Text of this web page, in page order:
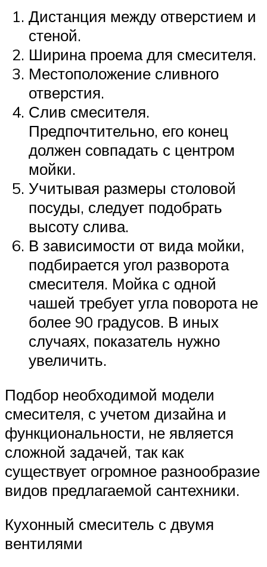
Дистанция между отверстием и
стеной.
Ширина проема для смесителя.
Местоположение сливного
отверстия.
Слив смесителя.
Предпочтительно, его конец
должен совпадать с центром
мойки.
Учитывая размеры столовой
посуды, следует подобрать
высоту слива.
В зависимости от вида мойки,
подбирается угол разворота
смесителя. Мойка с одной
чашей требует угла поворота не
более 90 градусов. В иных
случаях, показатель нужно
увеличить.
Подбор необходимой модели
смесителя, с учетом дизайна и
функциональности, не является
сложной задачей, так как
существует огромное разнообразие
видов предлагаемой сантехники.
Кухонный смеситель с двумя
вентилями